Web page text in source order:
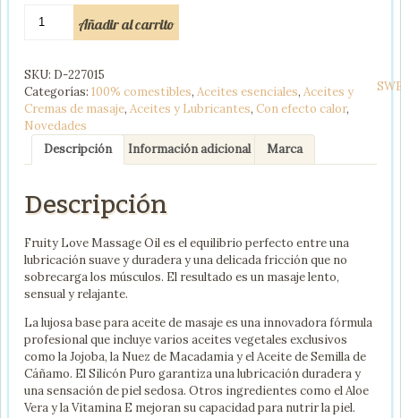
FRUITY
EFECTO
CALOR
FRAMBUESA
Y
RUIBARBO
120
cantidad
Añadir al carrito
SKU: D-227015
Categorías: 100% comestibles, Aceites esenciales, Aceites y
Cremas de masaje, Aceites y Lubricantes, Con efecto calor,
Novedades
Descripción Información adicional Marca
Descripción
Fruity Love Massage Oil es el equilibrio perfecto entre una
lubricación suave y duradera y una delicada fricción que no
sobrecarga los músculos. El resultado es un masaje lento,
sensual y relajante.
La lujosa base para aceite de masaje es una innovadora fórmula
profesional que incluye varios aceites vegetales exclusivos
como la Jojoba, la Nuez de Macadamia y el Aceite de Semilla de
Cáñamo. El Silicón Puro garantiza una lubricación duradera y
una sensación de piel sedosa. Otros ingredientes como el Aloe
Vera y la Vitamina E mejoran su capacidad para nutrir la piel.